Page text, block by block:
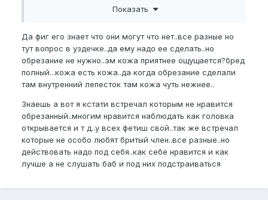
Показать
Да фиг его знает что они могут что нет..все разные но
тут вопрос в уздечке..да ему надо ее сделать..но
обрезание не нужно..эм кожа приятнее ощущается?бред
полный...кожа есть кожа..да когда обрезание сделали
там внутренний лепесток там кожа чуть нежнее..
Знаешь а вот я кстати встречал которым не нравится
обрезанный..многим нравится наблюдать как головка
открывается и т д..у всех фетиш свой..так же встречал
которые не особо любят бритый член..все разные..но
действовать надо под себя..как себе нравится и как
лучше а не слушать баб и под них подстраиваться